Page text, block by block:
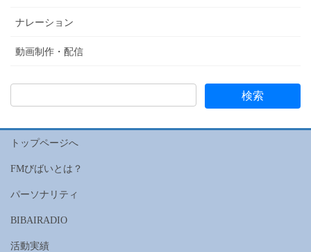
ナレーション
動画制作・配信
トップページへ
FMびばいとは？
パーソナリティ
BIBAIRADIO
活動実績